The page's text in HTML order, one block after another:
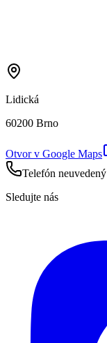
Lidická
60200 Brno
Otvor v Google Maps
Telefón neuvedený
Sledujte nás